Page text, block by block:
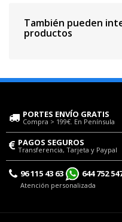
También pueden
productos
PORTES ENVÍO GRATIS
Compra > 199€. En Península
PAGOS SEGUROS
Transferencia, Tarjeta y Paypal
96 115 43 63 644 752
Atención personalizada